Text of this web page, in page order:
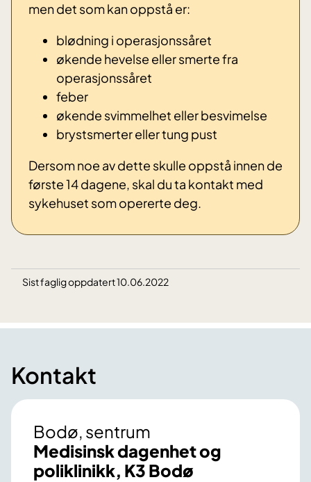
men det som kan oppstå er:
blødning i operasjonssåret
økende hevelse eller smerte fra
operasjonssåret
feber
økende svimmelhet eller besvimelse
brystsmerter eller tung pust
Dersom noe av dette skulle oppstå innen de
første 14 dagene, skal du ta kontakt med
sykehuset som opererte deg.
Sist faglig oppdatert 10.06.2022
Kontakt
Bodø, sentrum
Medisinsk dagenhet og
poliklinikk, K3 Bodø